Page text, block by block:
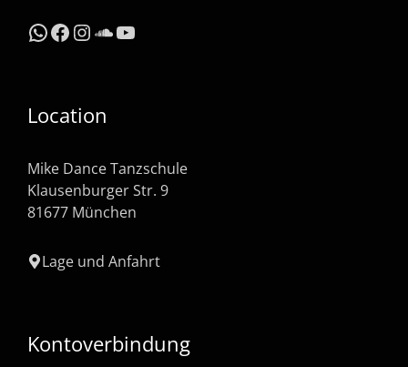
WhatsApp
Facebook
Instagram
SoundCloud
YouTube
Location
Mike Dance Tanzschule
Klausenburger Str. 9
81677 München
Lage und Anfahrt
Kontoverbindung